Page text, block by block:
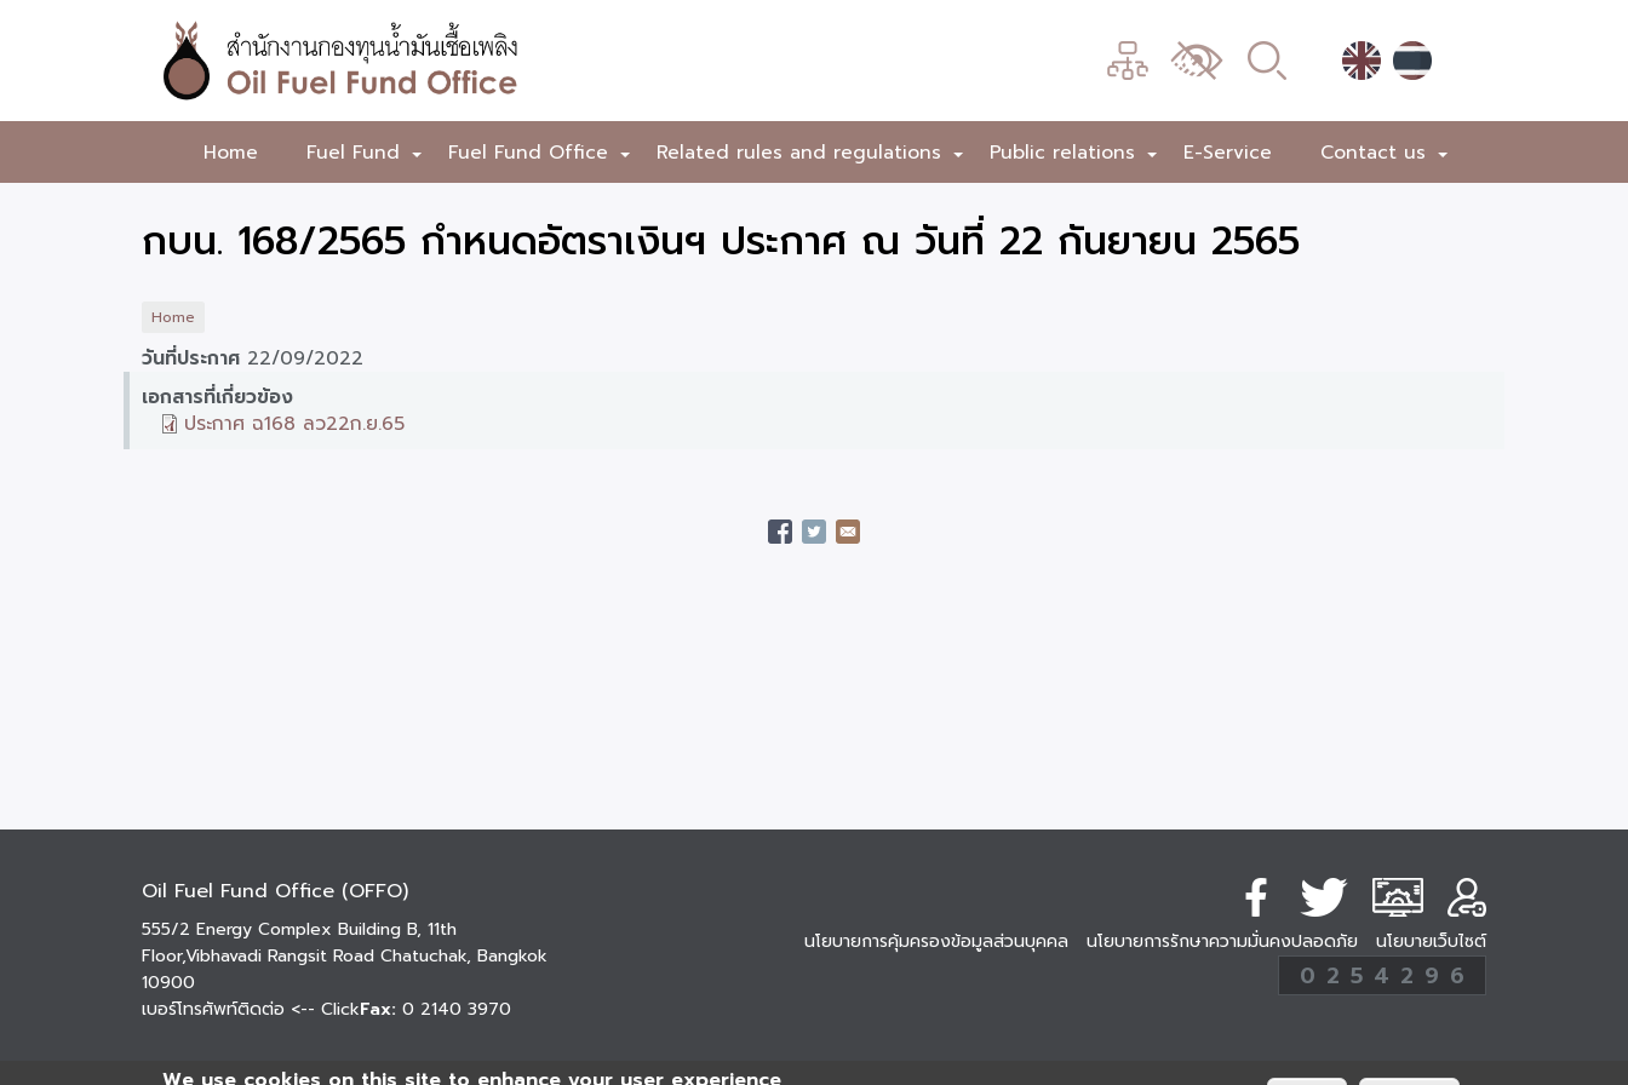
สำนักงาน
กองทุน
น้ำมัน
เพลิง
เมนู
เปลี่ยน
ผล
Home +
Fuel Fund +
Fuel Fund Office +
Related rules and regulations +
Public relations E-Service +
Contact us
กบน. 168/2565 กำหนดอัตราเงินฯ ประกาศ ณ วันที่ 22 กันยายน 2565
Home
วันที่ประกาศ 22/09/2022
เอกสารที่เกี่ยวข้อง
ประกาศ ฉ168 ลว22ก.ย.65
Oil Fuel Fund Office (OFFO)
555/2 Energy Complex Building B, 11th
Floor,Vibhavadi Rangsit Road Chatuchak, Bangkok
10900
เบอร์โทรศัพท์ติดต่อ <-- ClickFax: 0 2140 3970
นโยบายการคุ้มครองข้อมูลส่วนบุคคล นโยบายการรักษาความมั่นคงปลอดภัย นโยบายเว็บไซต์
254296
ครั้ง
0 2 5 4 2 9 6